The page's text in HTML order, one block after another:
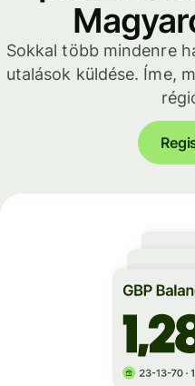
Sokkal több mindenre
utalások küldése. Íme,